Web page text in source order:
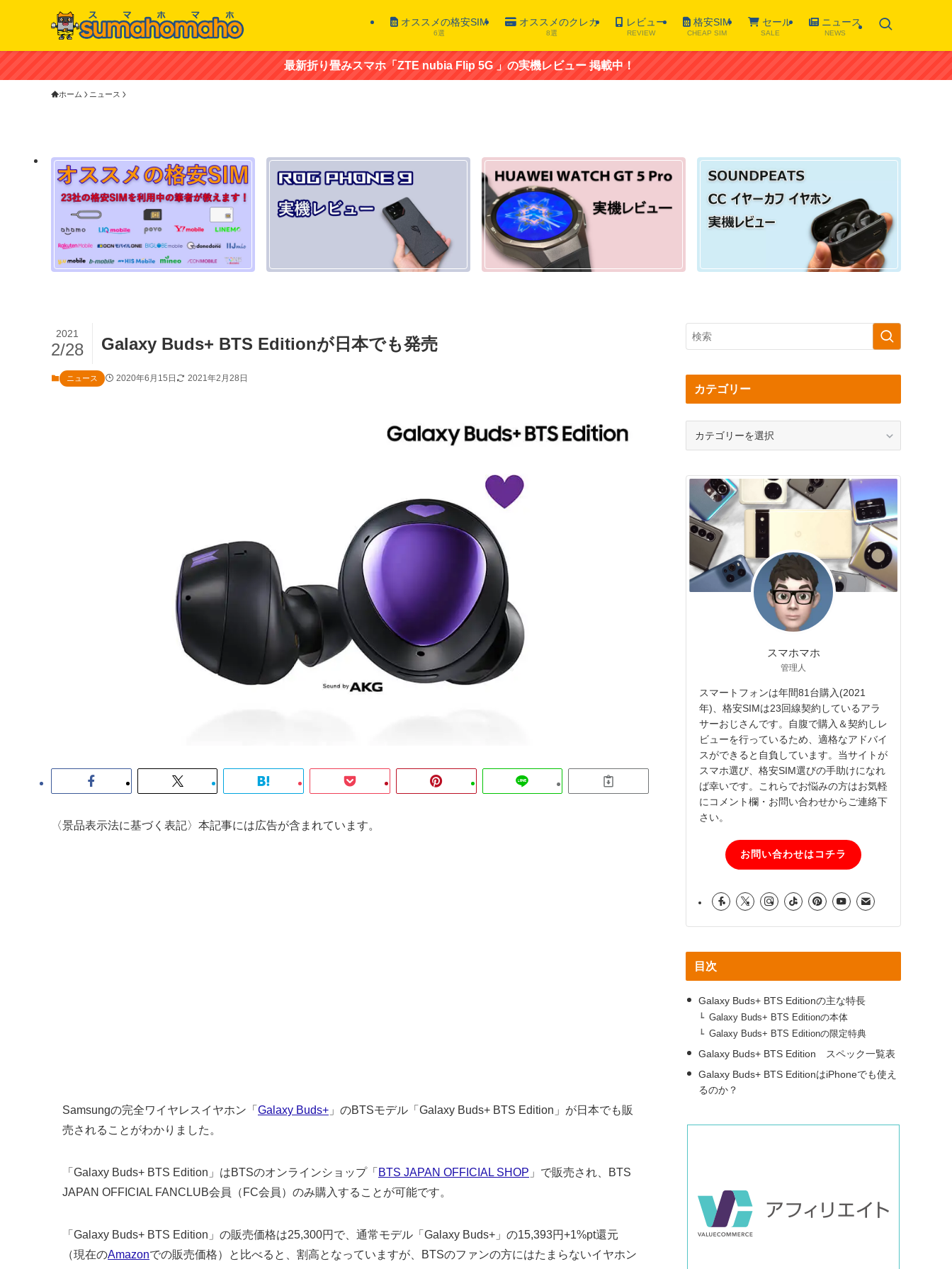
オススメの格安SIM
6選
オススメのクレカ
8選
レビュー
REVIEW
格安SIM
CHEAP SIM
セール
SALE
ニュース
NEWS
最新折り畳みスマホ「ZTE nubia Flip 5G 」の実機レビュー 掲載中！
ホーム ニュース
Galaxy Buds+ BTS Editionが日本でも発売
2021
2/28
ニュース 2020年6月15日 2021年2月28日
〈景品表示法に基づく表記〉本記事には広告が含まれています。
Samsungの完全ワイヤレスイヤホン「 Galaxy Buds+ 」のBTSモデル「Galaxy Buds+ BTS Edition」が日本でも販
売されることがわかりました。
「Galaxy Buds+ BTS Edition」はBTSのオンラインショップ「 BTS JAPAN OFFICIAL SHOP 」で販売され、BTS
JAPAN OFFICIAL FANCLUB会員（FC会員）のみ購入することが可能です。
「Galaxy Buds+ BTS Edition」の販売価格は25,300円で、通常モデル「Galaxy Buds+」の15,393円+1%pt還元
（現在のAmazonでの販売価格）と比べると、割高となっていますが、BTSのファンの方にはたまらないイヤホン
カテゴリー
リ
スマホマホ
管理人
スマートフォンは年間81台購入(2021
年)、格安SIMは23回線契約しているアラ
サーおじさんです。自腹で購入＆契約しレ
ビューを行っているため、適格なアドバイ
スができると自負しています。当サイトが
スマホ選び、格安SIM選びの手助けになれ
ば幸いです。これらでお悩みの方はお気軽
にコメント欄・お問い合わせからご連絡下
さい。
お問い合わせはコチラ
目次
Galaxy Buds+ BTS Editionの主な特長
Galaxy Buds+ BTS Editionの本体
Galaxy Buds+ BTS Editionの限定特典
Galaxy Buds+ BTS Edition スペック一覧表
Galaxy Buds+ BTS EditionはiPhoneでも使え
るのか？